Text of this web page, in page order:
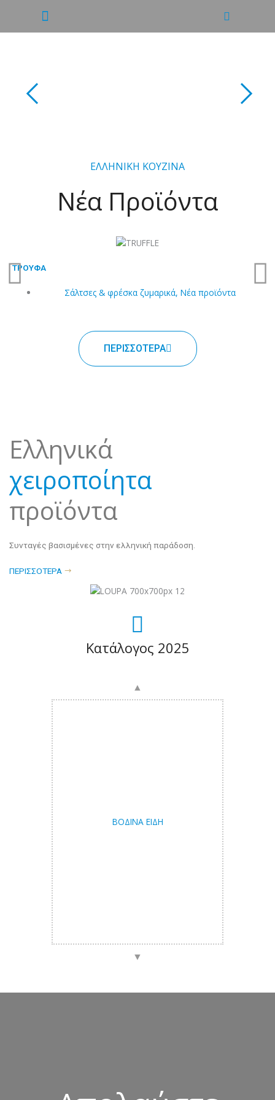
ΕΛΛΗΝΙΚΗ ΚΟΥΖΙΝΑ
Νέα Προϊόντα
ΤΡΟΥΦΑ
Σάλτσες & φρέσκα ζυμαρικά,Νέα προϊόντα
Π
ρ
ο
Ε
π
ό
ΠΕΡΙΣΣΟΤΕΡΑ
Eλληνικά
χειροποίητα
προϊόντα
Συνταγές βασισμένες στην ελληνική παράδοση.
ΠΕΡΙΣΣΟΤΕΡΑ
Κατάλογος 2025
ΒΟΔΙΝΆ ΕΊΔΗ